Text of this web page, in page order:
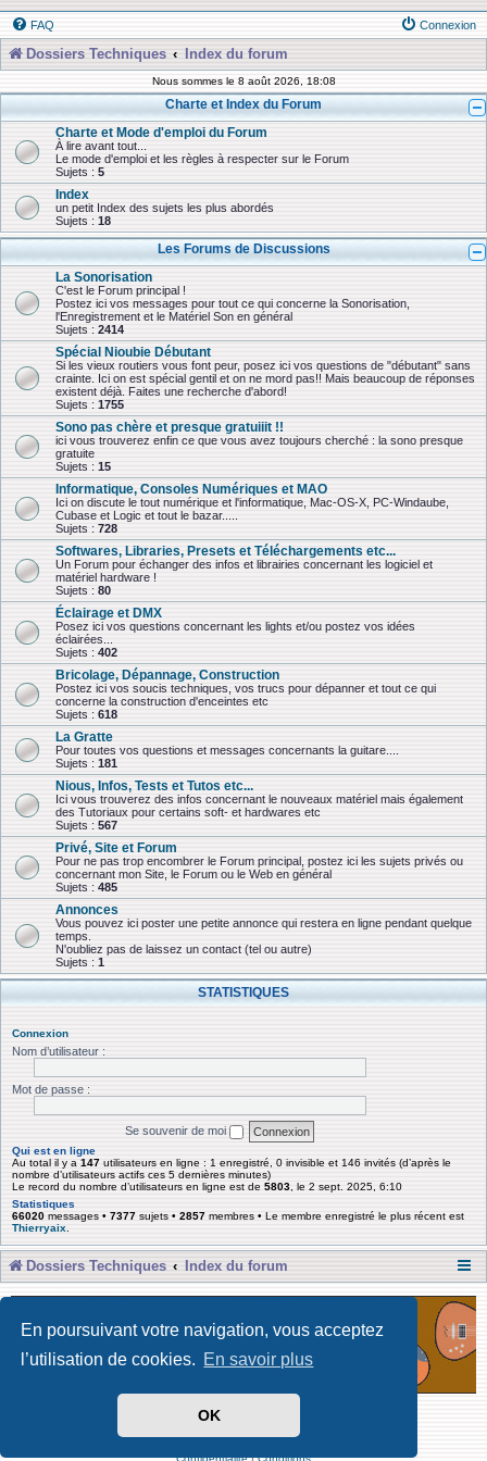
En poursuivant votre navigation, vous acceptez
l’utilisation de cookies. En savoir plus
OK
FAQ Connexion
Dossiers Techniques Index du forum
Nous sommes le 8 août 2026, 18:08
Charte et Index du Forum
Charte et Mode d'emploi du Forum
À lire avant tout...
Le mode d'emploi et les règles à respecter sur le Forum
Sujets : 5
Index
un petit Index des sujets les plus abordés
Sujets : 18
Les Forums de Discussions
La Sonorisation
C'est le Forum principal !
Postez ici vos messages pour tout ce qui concerne la Sonorisation,
l'Enregistrement et le Matériel Son en général
Sujets : 2414
Spécial Nioubie Débutant
Si les vieux routiers vous font peur, posez ici vos questions de "débutant" sans
crainte. Ici on est spécial gentil et on ne mord pas!! Mais beaucoup de réponses
existent déjà. Faites une recherche d'abord!
Sujets : 1755
Sono pas chère et presque gratuiiit !!
ici vous trouverez enfin ce que vous avez toujours cherché : la sono presque
gratuite
Sujets : 15
Informatique, Consoles Numériques et MAO
Ici on discute le tout numérique et l'informatique, Mac-OS-X, PC-Windaube,
Cubase et Logic et tout le bazar.....
Sujets : 728
Softwares, Libraries, Presets et Téléchargements etc...
Un Forum pour échanger des infos et librairies concernant les logiciel et
matériel hardware !
Sujets : 80
Éclairage et DMX
Posez ici vos questions concernant les lights et/ou postez vos idées
éclairées...
Sujets : 402
Bricolage, Dépannage, Construction
Postez ici vos soucis techniques, vos trucs pour dépanner et tout ce qui
concerne la construction d'enceintes etc
Sujets : 618
La Gratte
Pour toutes vos questions et messages concernants la guitare....
Sujets : 181
Nious, Infos, Tests et Tutos etc...
Ici vous trouverez des infos concernant le nouveaux matériel mais également
des Tutoriaux pour certains soft- et hardwares etc
Sujets : 567
Privé, Site et Forum
Pour ne pas trop encombrer le Forum principal, postez ici les sujets privés ou
concernant mon Site, le Forum ou le Web en général
Sujets : 485
Annonces
Vous pouvez ici poster une petite annonce qui restera en ligne pendant quelque
temps.
N'oubliez pas de laissez un contact (tel ou autre)
Sujets : 1
STATISTIQUES
Connexion
Nom d’utilisateur :
Mot de passe :
Se souvenir de moi
Qui est en ligne
Au total il y a 147 utilisateurs en ligne : 1 enregistré, 0 invisible et 146 invités (d’après le
nombre d’utilisateurs actifs ces 5 dernières minutes)
Le record du nombre d’utilisateurs en ligne est de 5803 , le 2 sept. 2025, 6:10
Statistiques
66020 messages • 7377 sujets • 2857 membres • Le membre enregistré le plus récent est
Thierryaix
Dossiers Techniques Index du forum
Développé par Forum Software © phpBB Limited
Traduit par phpBB-fr
Confidentialité|Conditions